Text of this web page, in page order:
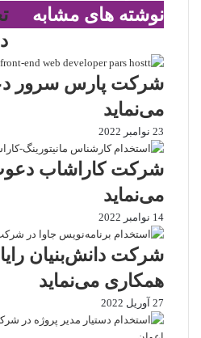
نوشته های مشابه
شرکت پارس سرور
می‌نماید
23 نوامبر 2022
شرکت کاراشاب
می‌نماید
14 نوامبر 2022
شرکت دانش‌بنیان
همکاری می‌نماید
27 آوریل 2022